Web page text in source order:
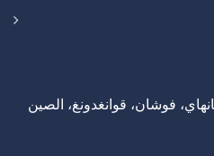
فوشان، قوانغدونغ، الصين